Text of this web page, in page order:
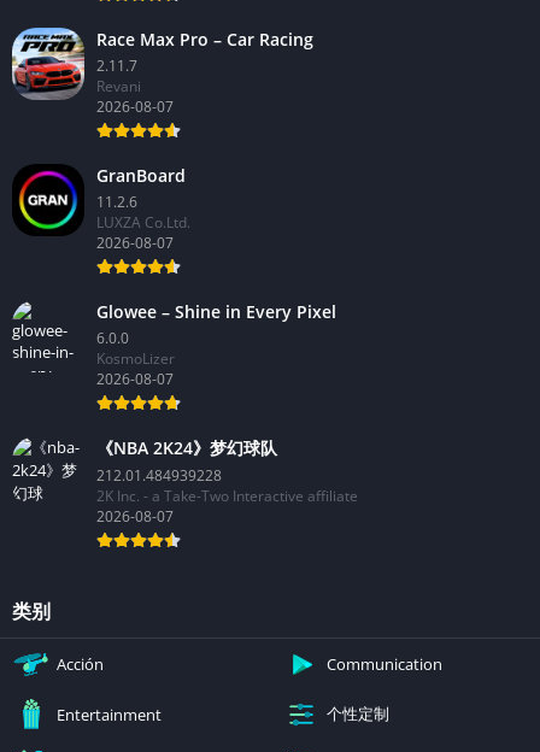
Race Max Pro – Car Racing
2.11.7
Revani
2026-08-07
GranBoard
11.2.6
LUXZA Co.Ltd.
2026-08-07
Glowee – Shine in Every Pixel
6.0.0
KosmoLizer
2026-08-07
《NBA 2K24》梦幻球队
212.01.484939228
2K Inc. - a Take-Two Interactive affiliate
2026-08-07
类别
Acción Communication
Entertainment 个性定制